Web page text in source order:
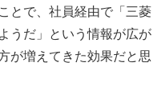
とで、社員経由で「三菱
うだ」という情報が広が
が増えてきた効果だと思